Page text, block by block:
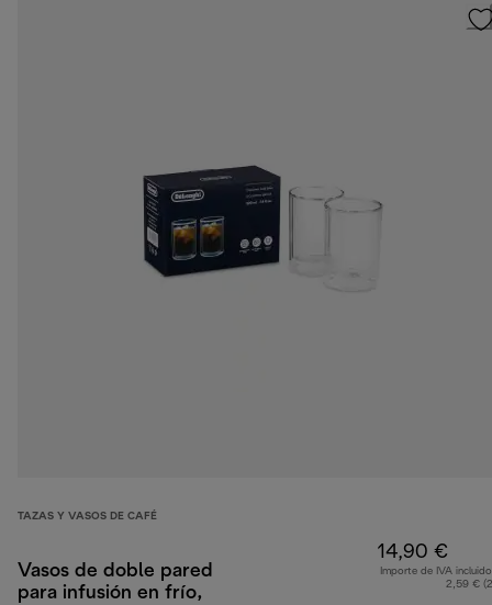
TAZAS Y VASOS DE CAFÉ
Vasos de doble pared
para infusión en frío,
14,90 €
Importe de IVA
2,59 €